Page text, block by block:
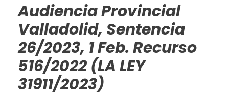
Audiencia Provincial
Valladolid, Sentencia
26/2023, 1 Feb. Recurso
516/2022 (LA LEY
31911/2023)